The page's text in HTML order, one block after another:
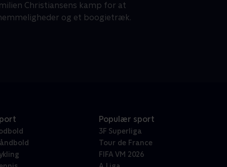
Christiansens kamp for at
og et boogietræk.
Populær sport
3F Superliga
Tour de France
FIFA VM 2026